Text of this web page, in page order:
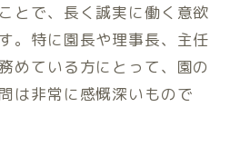
とで、長く誠実に働く意欲
。特に園長や理事長、主任
めている方にとって、園の
は非常に感慨深いもので